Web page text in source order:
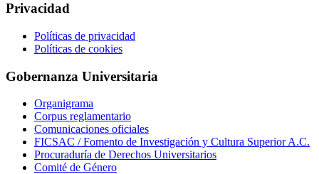
Privacidad
Políticas de privacidad
Políticas de cookies
Gobernanza Universitaria
Organigrama
Corpus reglamentario
Comunicaciones oficiales
FICSAC / Fomento de Investigación y Cultura Superior A.C.
Procuraduría de Derechos Universitarios
Comité de Género